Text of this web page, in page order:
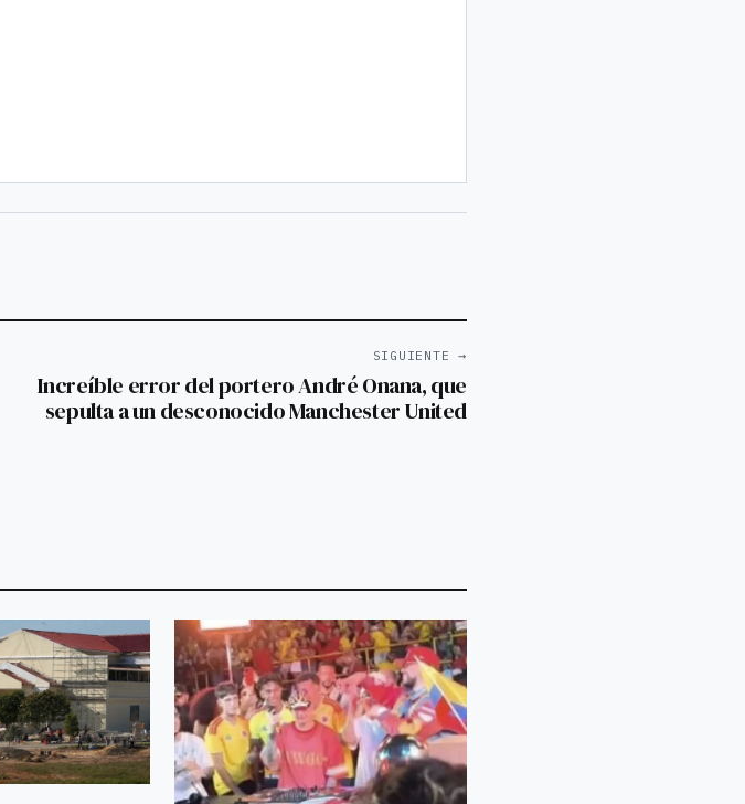
SIGUIENTE →
Increíble error del portero André Onana, que
sepulta a un desconocido Manchester United